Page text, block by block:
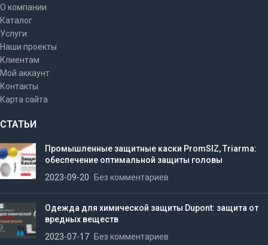
О компании
Каталог
Услуги
Наши проекты
Клиентам
Мой аккаунт
Контакты
Карта сайта
СТАТЬИ
Промышленные защитные каски PromSIZ, Triarma:
обеспечение оптимальной защиты головы
2023-09-20 Без комментариев
Одежда для химической защиты Dupont: защита от
вредных веществ
2023-07-17 Без комментариев